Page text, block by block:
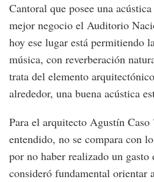
Cantoral que posee una
mejor negocio el Auditorio
hoy ese lugar está permitiendo
música, con reverberación
trata del elemento
alrededor, una buena acústica
Para el arquitecto Agustín
entendido, no se compara con
por no haber realizado un gasto
consideró fundamental orientar